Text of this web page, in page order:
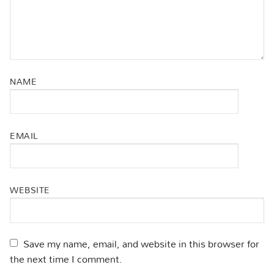
NAME
EMAIL
WEBSITE
Save my name, email, and website in this browser for
the next time I comment.